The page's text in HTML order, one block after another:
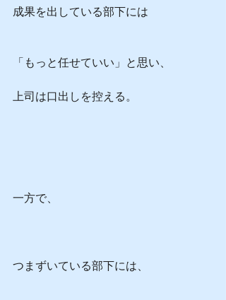
成果を出している部下には
「もっと任せていい」と思い、
上司は口出しを控える。
一方で、
つまずいている部下には、